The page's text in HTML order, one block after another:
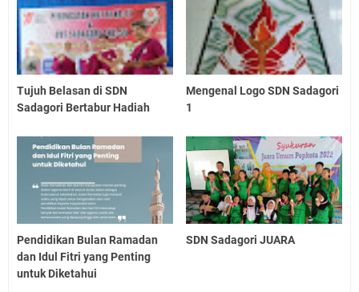
Tujuh Belasan di SDN
Sadagori Bertabur Hadiah
Mengenal Logo SDN Sadagori
1
Pendidikan Bulan Ramadan
dan Idul Fitri yang Penting
untuk Diketahui
SDN Sadagori JUARA